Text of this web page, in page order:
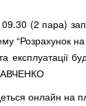
(2 пара)
“Розрахунок
експлуатації
онлайн на